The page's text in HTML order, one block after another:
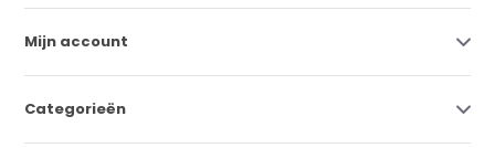
Mijn account
Categorieën